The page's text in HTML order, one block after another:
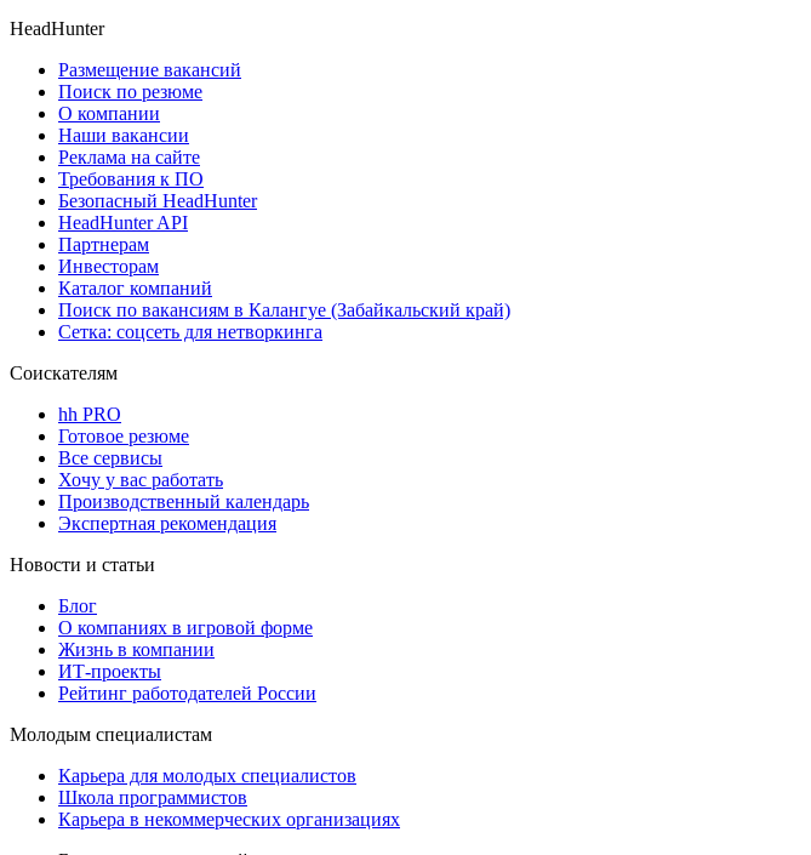
HeadHunter
Размещение вакансий
Поиск по резюме
О компании
Наши вакансии
Реклама на сайте
Требования к ПО
Безопасный HeadHunter
HeadHunter API
Партнерам
Инвесторам
Каталог компаний
Поиск по вакансиям в Калангуе (Забайкальский край)
Сетка: соцсеть для нетворкинга
Соискателям
hh PRO
Готовое резюме
Все сервисы
Хочу у вас работать
Производственный календарь
Экспертная рекомендация
Новости и статьи
Блог
О компаниях в игровой форме
Жизнь в компании
ИТ-проекты
Рейтинг работодателей России
Молодым специалистам
Карьера для молодых специалистов
Школа программистов
Карьера в некоммерческих организациях